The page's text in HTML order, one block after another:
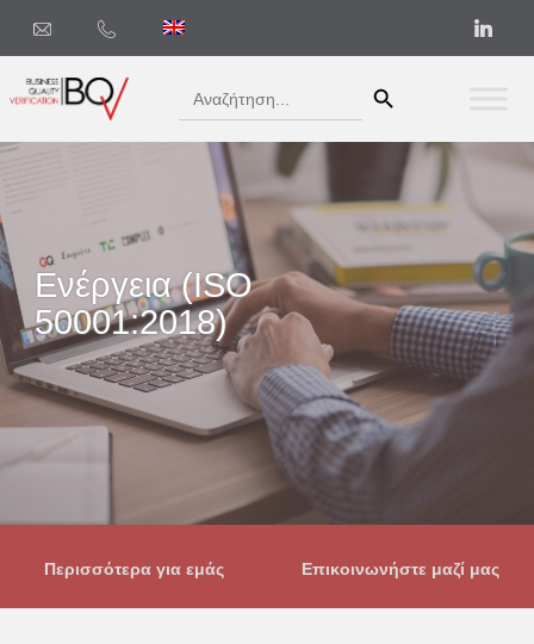
Search
for:
Ενέργεια (ISO
50001:2018)
Περισσότερα για εμάς Επικοινωνήστε μαζί μας